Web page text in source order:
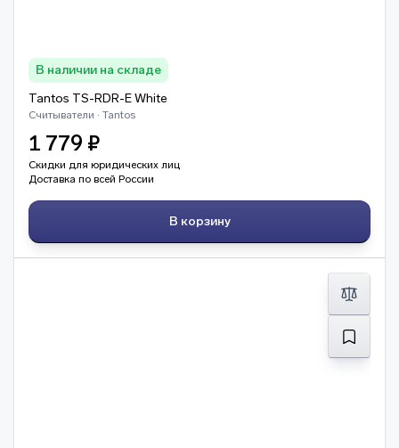
В наличии на складе
Tantos TS-RDR-E White
Считыватели · Tantos
1 779 ₽
Скидки для юридических лиц
Доставка по всей России
В корзину